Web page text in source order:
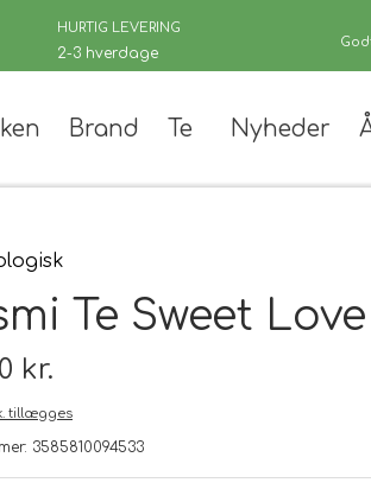
HURTIG LEVERING
2-3 hverdage
Brand Te Nyheder
Te Sweet
kr.
tillægges
3585810094533